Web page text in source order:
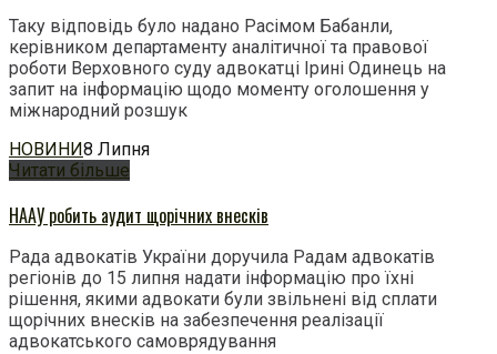
Таку відповідь було надано Расімом Бабанли,
керівником департаменту аналітичної та правової
роботи Верховного суду адвокатці Ірині Одинець на
запит на інформацію щодо моменту оголошення у
міжнародний розшук
НОВИНИ8 Липня
Читати більше
НААУ робить аудит щорічних внесків
Рада адвокатів України доручила Радам адвокатів
регіонів до 15 липня надати інформацію про їхні
рішення, якими адвокати були звільнені від сплати
щорічних внесків на забезпечення реалізації
адвокатського самоврядування